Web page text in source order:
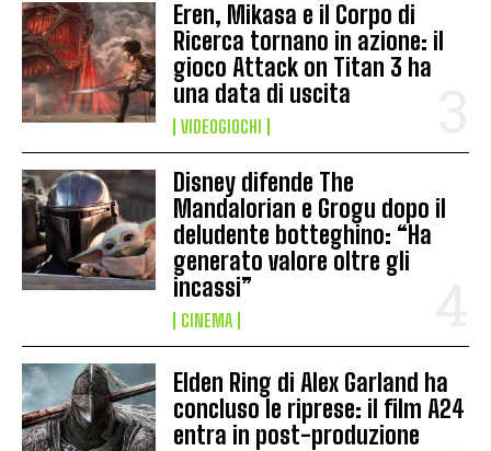
Eren, Mikasa e il Corpo di
Ricerca tornano in azione: il
gioco Attack on Titan 3 ha
una data di uscita
VIDEOGIOCHI
Disney difende The
Mandalorian e Grogu dopo il
deludente botteghino: “Ha
generato valore oltre gli
incassi”
CINEMA
Elden Ring di Alex Garland ha
concluso le riprese: il film A24
entra in post-produzione